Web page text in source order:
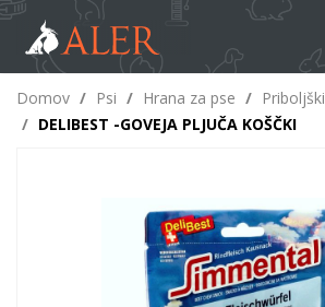
Domov / Psi / Hrana za pse / Priboljški
/ DELIBEST -GOVEJA PLJUČA KOŠČKI